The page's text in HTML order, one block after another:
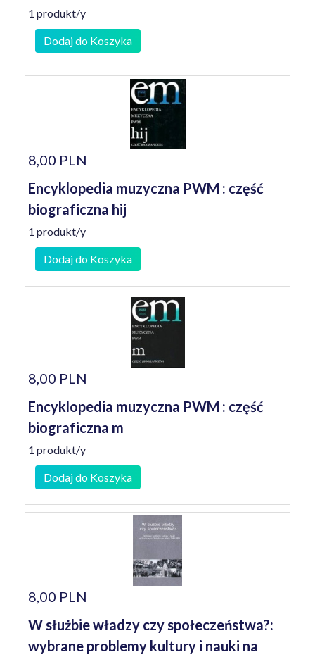
1 produkt/y
Dodaj do Koszyka
8,00 PLN
Encyklopedia muzyczna PWM : część
biograficzna hij
1 produkt/y
Dodaj do Koszyka
8,00 PLN
Encyklopedia muzyczna PWM : część
biograficzna m
1 produkt/y
Dodaj do Koszyka
8,00 PLN
W służbie władzy czy społeczeństwa?:
wybrane problemy kultury i nauki na